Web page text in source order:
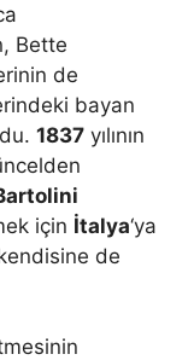
Bette
de
bayan
1837 yılının
için İtalya‘ya
de